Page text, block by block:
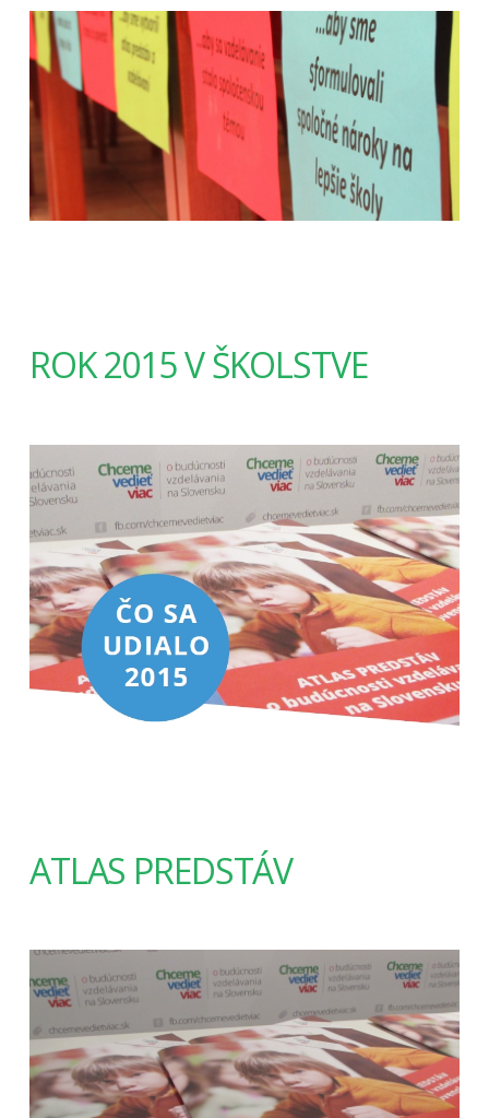
ROK 2015 V ŠKOLSTVE
ATLAS PREDSTÁV